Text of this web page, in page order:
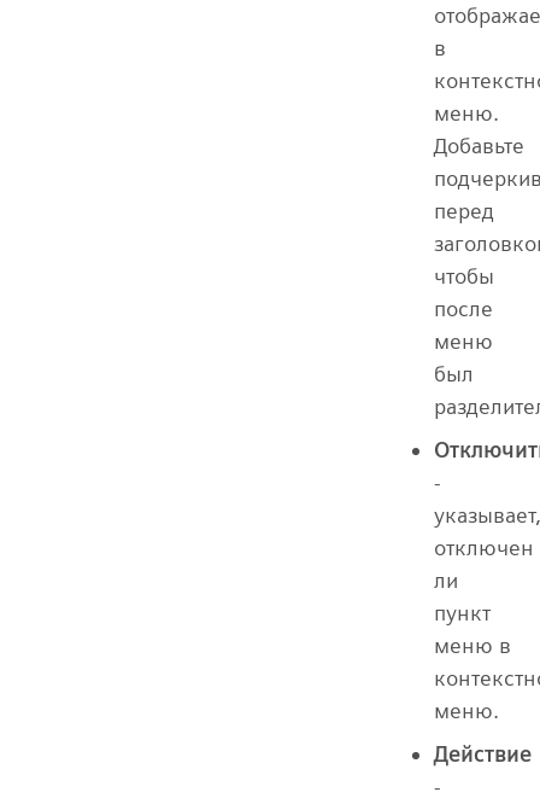
в
меню.
Добавьте
перед
чтобы
после
меню
был
-
указывает,
отключен
ли
пункт
меню в
меню.
Действие
-